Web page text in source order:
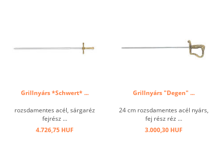
Grillnyárs *Schwert* ...
rozsdamentes acél, sárgaréz
fejrész ...
4.726,75 HUF
Grillnyárs "Degen" ...
24 cm rozsdamentes acél nyárs,
fej rész réz ...
3.000,30 HUF